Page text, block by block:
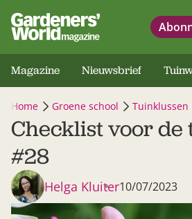
Magazine Nieuwsbrief
Home Groene school Tuinklussen
Checklist voor de
#28
Helga Kluiter10/07/2023